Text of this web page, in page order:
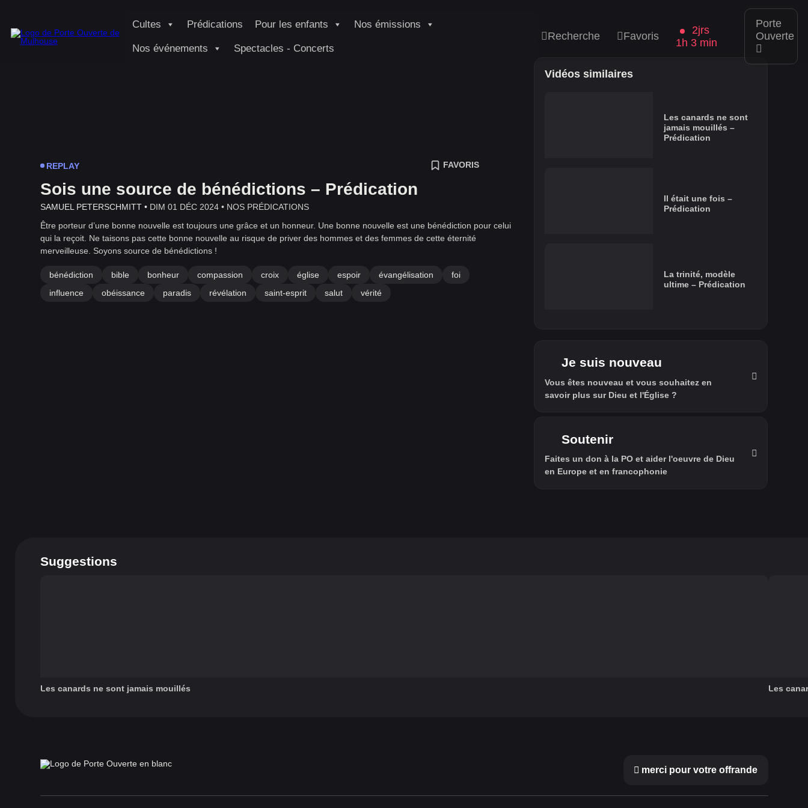
Cultes Prédications Pour les enfants Nos émissions
Nos événements Spectacles - Concerts
Recherche Favoris
2jrs
1h 3 min
Porte
Ouverte
REPLAY FAVORIS
Sois une source de bénédictions – Prédication
SAMUEL PETERSCHMITT • DIM 01 DÉC 2024 • NOS PRÉDICATIONS
Être porteur d’une bonne nouvelle est toujours une grâce et un honneur. Une bonne nouvelle est une bénédiction pour celui
qui la reçoit. Ne taisons pas cette bonne nouvelle au risque de priver des hommes et des femmes de cette éternité
merveilleuse. Soyons source de bénédictions !
bénédiction bible bonheur compassion croix église espoir évangélisation
foi
influence
obéissance paradis révélation saint-esprit salut vérité
Vidéos similaires
Les canards ne sont
jamais mouillés –
Prédication
Il était une fois –
Prédication
La trinité, modèle
ultime – Prédication
Je suis nouveau
Vous êtes nouveau et vous souhaitez en
savoir plus sur Dieu et l'Église ?
Soutenir
Faites un don à la PO et aider l'oeuvre de Dieu
en Europe et en francophonie
Suggestions
Les canards ne sont jamais mouillés Les
merci pour votre offrande